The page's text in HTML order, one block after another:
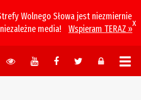
Wolnego Słowa jest niezmiernie
media!
Wspieram TERAZ »
x